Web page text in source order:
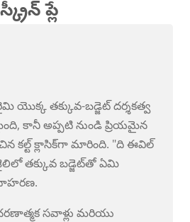
ప్లే
తక్కువ-బడ్జెట్ దర్శకత్వ
కానీ అప్పటి నుండి ప్రియమైన
కల్ట్ క్లాసిక్‌గా మారింది. "ది ఈవిల్
తక్కువ బడ్జెట్‌తో ఏమి
సవాళ్లు మరియు